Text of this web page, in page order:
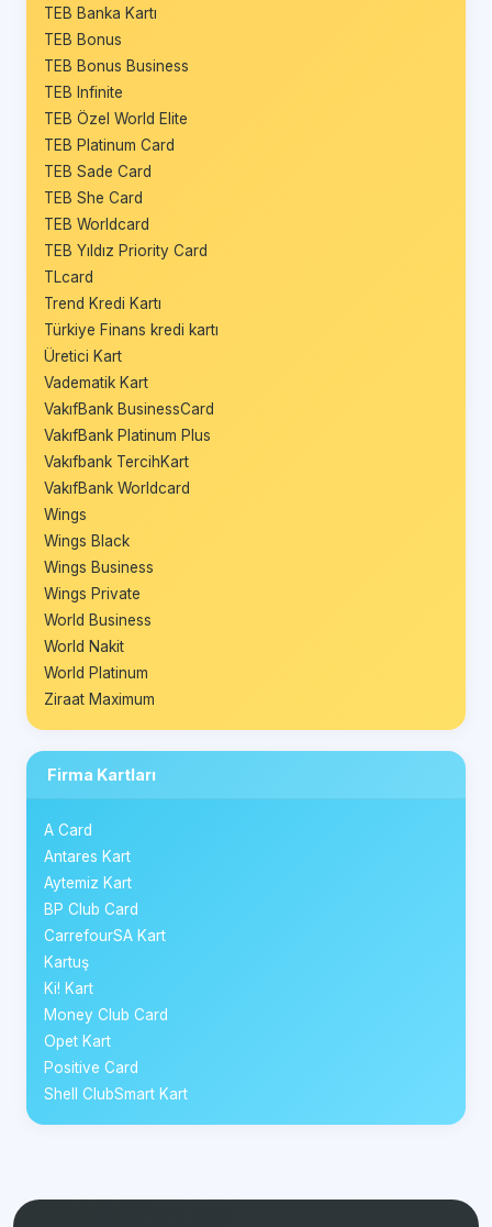
TEB Banka Kartı
TEB Bonus
TEB Bonus Business
TEB Infinite
TEB Özel World Elite
TEB Platinum Card
TEB Sade Card
TEB She Card
TEB Worldcard
TEB Yıldız Priority Card
TLcard
Trend Kredi Kartı
Türkiye Finans kredi kartı
Üretici Kart
Vadematik Kart
VakıfBank BusinessCard
VakıfBank Platinum Plus
Vakıfbank TercihKart
VakıfBank Worldcard
Wings
Wings Black
Wings Business
Wings Private
World Business
World Nakit
World Platinum
Ziraat Maximum
Firma Kartları
A Card
Antares Kart
Aytemiz Kart
BP Club Card
CarrefourSA Kart
Kartuş
Ki! Kart
Money Club Card
Opet Kart
Positive Card
Shell ClubSmart Kart